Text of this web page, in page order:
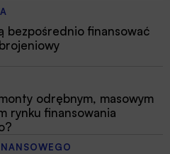
bezpośrednio finansować
odrębnym, masowym
rynku finansowania